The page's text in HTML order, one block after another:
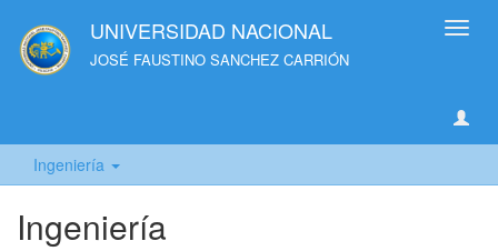
UNIVERSIDAD NACIONAL
JOSÉ FAUSTINO SANCHEZ CARRIÓN
Ingeniería
Ingeniería